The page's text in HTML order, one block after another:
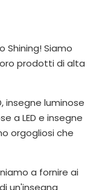
Shining! Siamo
prodotti di alta
insegne luminose
a LED e insegne
orgogliosi che
a fornire ai
un'insegna